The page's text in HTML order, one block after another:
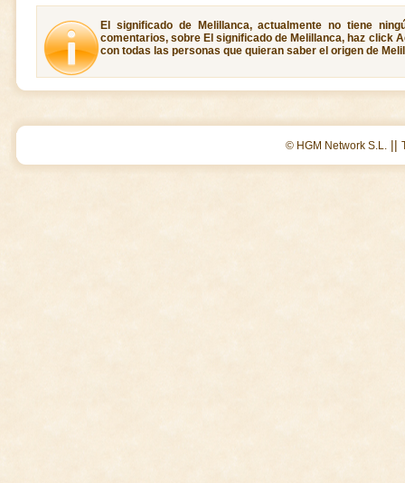
El significado de Melillanca, actualmente no tiene
comentarios, sobre El significado de Melillanca, haz click
con todas las personas que quieran saber el origen de
© HGM Network S.L. ||